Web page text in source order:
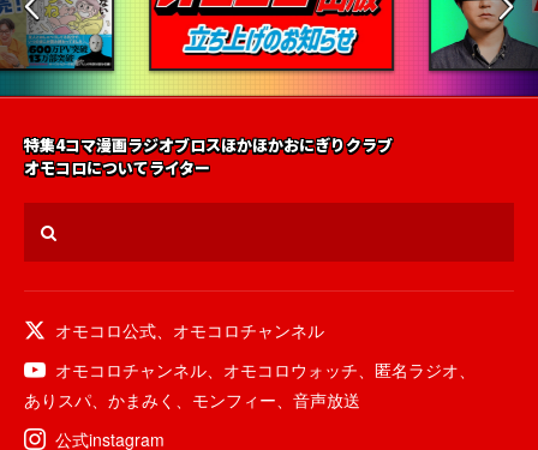
特集4コマ漫画ラジオブロスほかほかおにぎりクラブ
オモコロについてライター
オモコロ公式
オモコロチャンネル
オモコロチャンネル
オモコロウォッチ 匿名ラジオ
ありスパ
かまみく モンフィー
音声放送
公式instagram